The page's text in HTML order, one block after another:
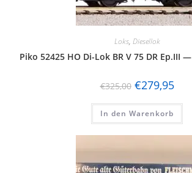
Loks, Diesellok
Piko 52425 HO Di-Lok BR V 75 DR Ep.III
€325,00 €279,95
In den Warenkorb